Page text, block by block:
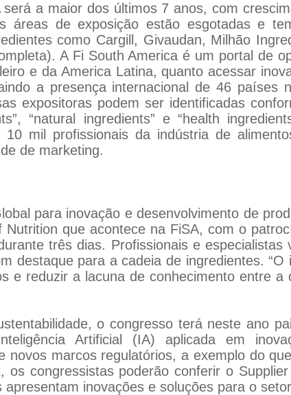
será a maior dos últimos 7 anos, com
áreas de exposição estão esgotadas e
como Cargill, Givaudan, Milhão
A Fi South America é um portal de
e da America Latina, quanto acessar
a presença internacional de 46 países
expositoras podem ser identificadas
“natural ingredients” e “health
10 mil profissionais da indústria de
de marketing.
para inovação e desenvolvimento de
que acontece na FiSA, com o
três dias. Profissionais e
destaque para a cadeia de ingredientes.
e reduzir a lacuna de conhecimento entre a
o congresso terá neste ano
Artificial (IA) aplicada em
novos marcos regulatórios, a exemplo do
os congressistas poderão conferir o
inovações e soluções para o